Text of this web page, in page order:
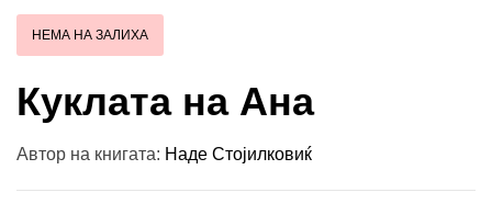
НЕМА НА ЗАЛИХА
Куклата на Ана
Автор на книгата: Наде Стојилковиќ